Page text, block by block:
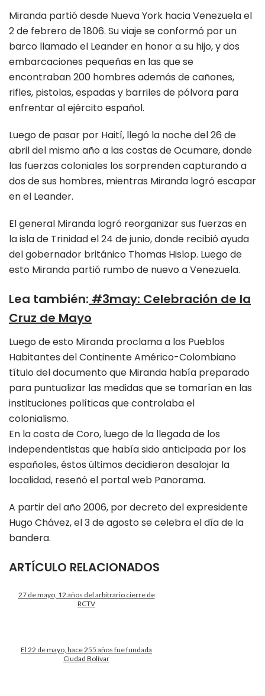
Miranda partió desde Nueva York hacia Venezuela el
2 de febrero de 1806. Su viaje se conformó por un
barco llamado el Leander en honor a su hijo, y dos
embarcaciones pequeñas en las que se
encontraban 200 hombres además de cañones,
rifles, pistolas, espadas y barriles de pólvora para
enfrentar al ejército español.
Luego de pasar por Haití, llegó la noche del 26 de
abril del mismo año a las costas de Ocumare, donde
las fuerzas coloniales los sorprenden capturando a
dos de sus hombres, mientras Miranda logró escapar
en el Leander.
El general Miranda logró reorganizar sus fuerzas en
la isla de Trinidad el 24 de junio, donde recibió ayuda
del gobernador británico Thomas Hislop. Luego de
esto Miranda partió rumbo de nuevo a Venezuela.
Lea también: #3may: Celebración de la
Cruz de Mayo
Luego de esto Miranda proclama a los Pueblos
Habitantes del Continente Américo-Colombiano
título del documento que Miranda había preparado
para puntualizar las medidas que se tomarían en las
instituciones políticas que controlaba el
colonialismo.
En la costa de Coro, luego de la llegada de los
independentistas que había sido anticipada por los
españoles, éstos últimos decidieron desalojar la
localidad, reseñó el portal web Panorama.
A partir del año 2006, por decreto del expresidente
Hugo Chávez, el 3 de agosto se celebra el día de la
bandera.
ARTÍCULO RELACIONADOS
27 de mayo, 12 años del arbitrario cierre de
RCTV
El 22 de mayo, hace 255 años fue fundada
Ciudad Bolívar